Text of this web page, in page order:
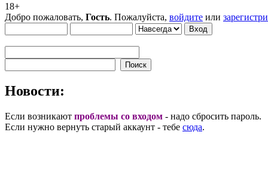
18+
Добро пожаловать, Гость. Пожалуйста, войдите или
Новости:
Если возникают проблемы со входом - надо сбросить пароль.
Если нужно вернуть старый аккаунт - тебе сюда.